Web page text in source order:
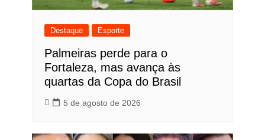
Destaque Esporte
Palmeiras perde para o
Fortaleza, mas avança às
quartas da Copa do Brasil
5 de agosto de 2026